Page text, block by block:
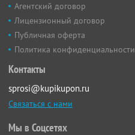
Агентский договор
Лицензионный договор
Публичная оферта
Политика конфиденциальности
Контакты
sprosi@kupikupon.ru
Связаться с нами
Мы в Соцсетях